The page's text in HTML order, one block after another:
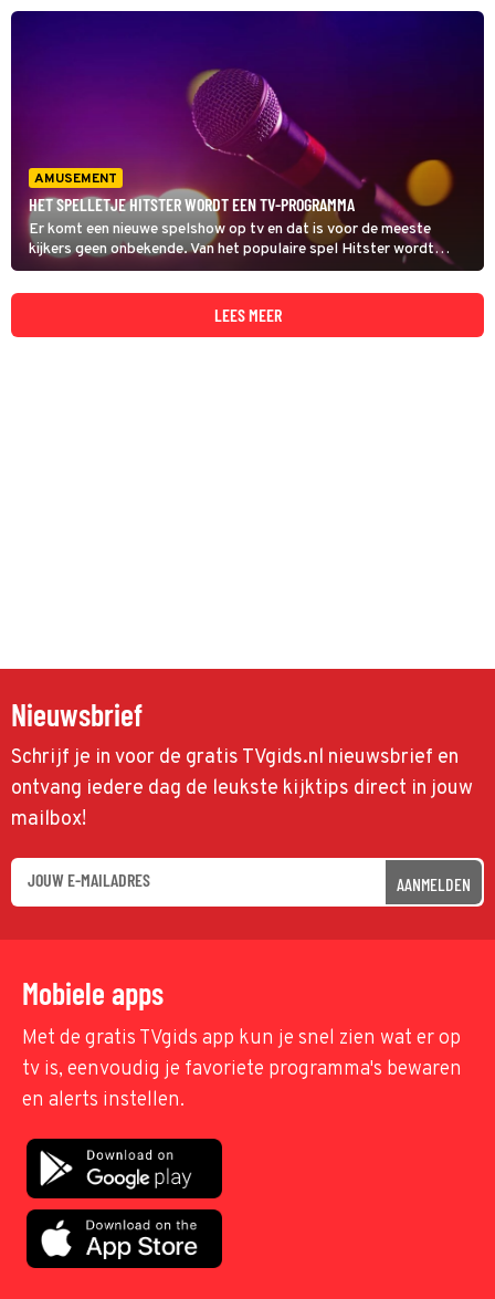
geruchten zijn over dit programma. Zo zou RTL 4 het gaan
AMUSEMENT
HET SPELLETJE HITSTER WORDT EEN TV-PROGRAMMA
Er komt een nieuwe spelshow op tv en dat is voor de meeste
kijkers geen onbekende. Van het populaire spel Hitster wordt
namelijk nu een tv-programma gemaakt.
LEES MEER
Nieuwsbrief
Schrijf je in voor de gratis TVgids.nl nieuwsbrief en
ontvang iedere dag de leukste kijktips direct in jouw
mailbox!
AANMELDEN
Mobiele apps
Met de gratis TVgids app kun je snel zien wat er op
tv is, eenvoudig je favoriete programma's bewaren
en alerts instellen.